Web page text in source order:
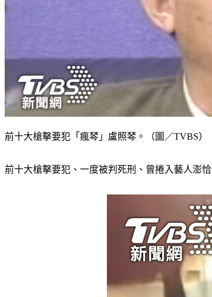
前十大槍擊要犯「瘋琴」盧照琴。（圖／TVBS）
前十大槍擊要犯、一度被判死刑、曾捲入藝人澎